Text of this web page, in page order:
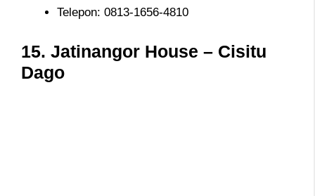
Telepon: 0813-1656-4810
15. Jatinangor House – Cisitu
Dago